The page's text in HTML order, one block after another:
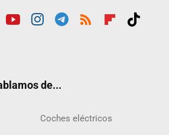
de...
Coches eléctricos